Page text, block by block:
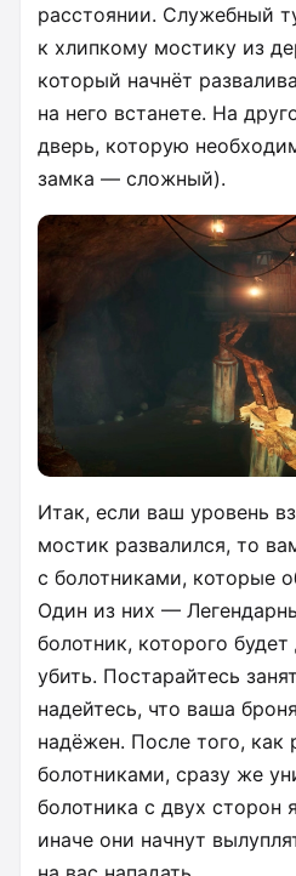
расстоянии. Служебный
к хлипкому мостику из
который начнёт
на него встанете. На
дверь, которую
замка — сложный).
Итак, если ваш уровень
мостик развалился, то
с болотниками, которые
Один из них —
болотник, которого
убить. Постарайтесь
надейтесь, что ваша
надёжен. После того, как
болотниками, сразу же
болотника с двух сторон
иначе они начнут